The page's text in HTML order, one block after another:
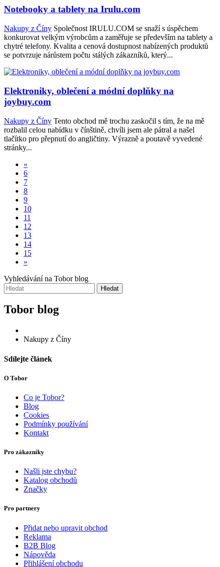
Notebooky a tablety na Irulu.com
Nakupy z Číny Společnost IRULU.COM se snaží s úspěchem
konkurovat velkým výrobcům a zaměřuje se především na tablety a
chytré telefony. Kvalita a cenová dostupnost nabízených produktů
se potvrzuje nárůstem počtu stálých zákazníků, který...
Elektroniky, oblečení a módní doplňky na
joybuy.com
Nakupy z Číny Tento obchod mě trochu zaskočil s tím, že na mě
rozbalil celou nabídku v čínštině, chvíli jsem ale pátral a našel
tlačítko pro přepnutí do angličtiny. Výrazně a poutavě vyvedené
stránky...
«
6
7
8
9
10
11
12
13
14
15
»
Vyhledávání na Tobor blog
Hledat
Tobor blog
Nakupy z Číny
Sdílejte článek
O Tobor
Co je Tobor?
Blog
Cookies
Podmínky používání
Kontakt
Pro zákazníky
Našli jste chybu?
Katalog obchodů
Značky
Pro partnery
Přidat nebo upravit obchod
Reklama
B2B Blog
Nápověda
Přihlášení obchodu